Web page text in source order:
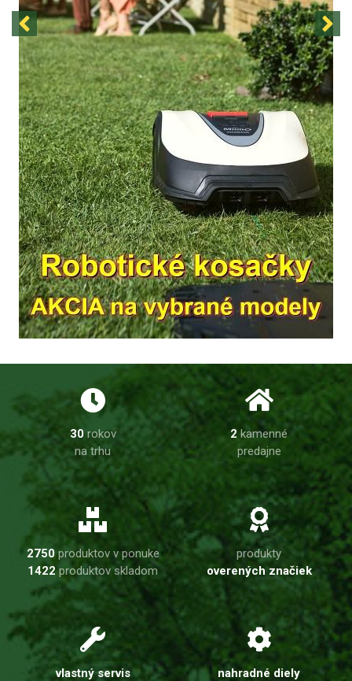
30rokov
na trhu
2 kamenné
predajne
2750produktov v ponuke
1422produktov skladom
produkty
overených značiek
vlastný servis
nahradné diely